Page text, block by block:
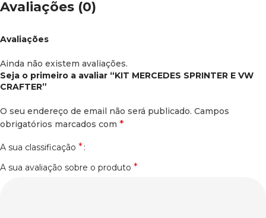
Avaliações (0)
Avaliações
Ainda não existem avaliações.
Seja o primeiro a avaliar “KIT MERCEDES SPRINTER E VW
CRAFTER”
O seu endereço de email não será publicado. Campos
obrigatórios marcados com *
A sua classificação *
A sua avaliação sobre o produto *